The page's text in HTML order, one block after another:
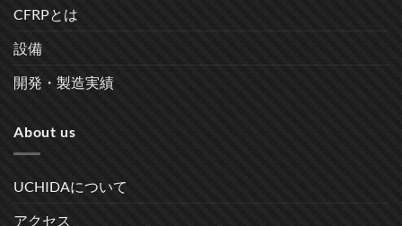
CFRPとは
設備
開発・製造実績
About us
UCHIDAについて
アクセス